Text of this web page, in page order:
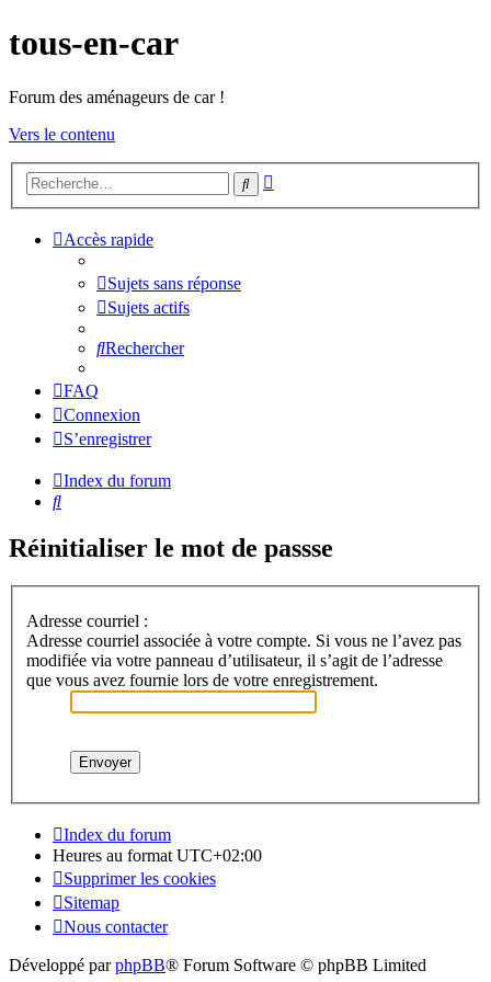
tous-en-car
Forum des aménageurs de car !
Vers le contenu
Rechercher
Accès rapide
Sujets sans réponse
Sujets actifs
Rechercher
FAQ
Connexion
S’enregistrer
Index du forum
Rechercher
Réinitialiser le mot de passse
Adresse courriel :
Adresse courriel associée à votre compte. Si vous ne l’avez pas
modifiée via votre panneau d’utilisateur, il s’agit de l’adresse
que vous avez fournie lors de votre enregistrement.
Index du forum
Heures au format UTC+02:00
Supprimer les cookies
Sitemap
Nous contacter
Développé parphpBB® Forum Software © phpBB Limited